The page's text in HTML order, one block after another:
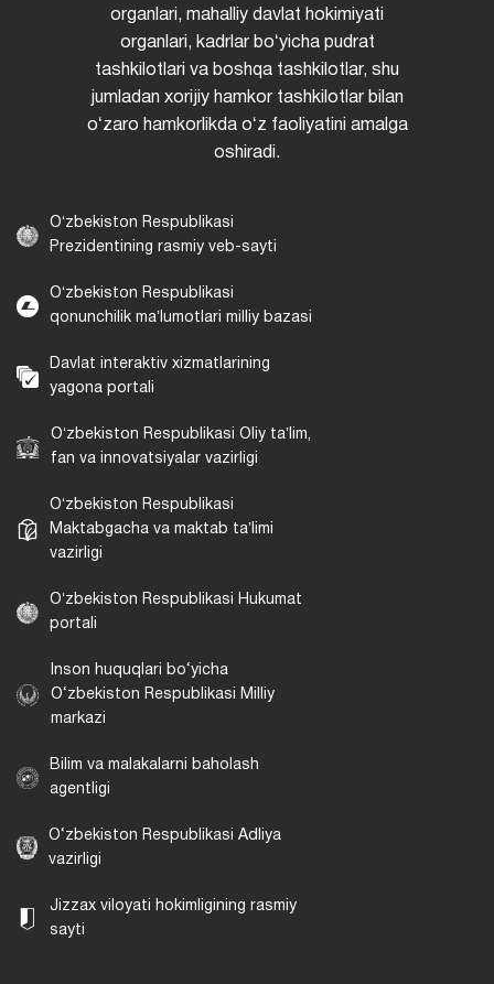
organlari, mahalliy davlat hokimiyati
organlari, kadrlar boʻyicha pudrat
tashkilotlari va boshqa tashkilotlar, shu
jumladan xorijiy hamkor tashkilotlar bilan
oʻzaro hamkorlikda oʻz faoliyatini amalga
oshiradi.
Oʻzbekiston Respublikasi
Prezidentining rasmiy veb-sayti
Oʻzbekiston Respublikasi
qonunchilik maʼlumotlari milliy bazasi
Davlat interaktiv xizmatlarining
yagona portali
Oʻzbekiston Respublikasi Oliy taʼlim,
fan va innovatsiyalar vazirligi
Oʻzbekiston Respublikasi
Maktabgacha va maktab taʼlimi
vazirligi
Oʻzbekiston Respublikasi Hukumat
portali
Inson huquqlari bo‘yicha
O‘zbekiston Respublikasi Milliy
markazi
Bilim va malakalarni baholash
agentligi
O‘zbekiston Respublikasi Adliya
vazirligi
Jizzax viloyati hokimligining rasmiy
sayti